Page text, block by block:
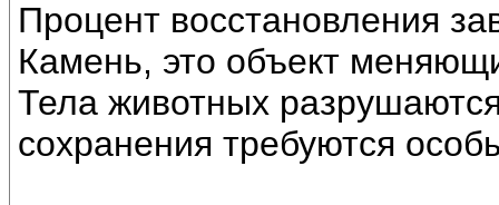
Процент восстановления
Камень, это объект
Тела животных
сохранения требуются